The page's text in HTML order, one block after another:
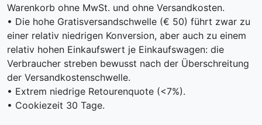
Warenkorb ohne MwSt. und ohne Versandkosten.
• Die hohe Gratisversandschwelle (€ 50) führt zwar zu
einer relativ niedrigen Konversion, aber auch zu einem
relativ hohen Einkaufswert je Einkaufswagen: die
Verbraucher streben bewusst nach der Überschreitung
der Versandkostenschwelle.
• Extrem niedrige Retourenquote (<7%).
• Cookiezeit 30 Tage.